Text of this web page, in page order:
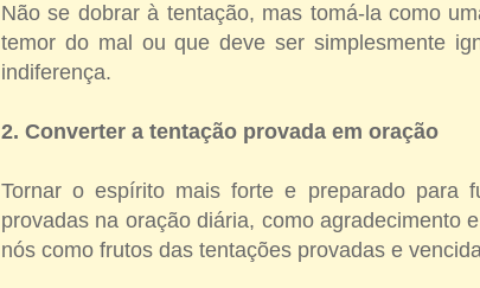
Não se dobrar à tentação, mas tomá-la como
temor do mal ou que deve ser simplesmente
indiferença.
2. Converter a tentação provada em oração
Tornar o espírito mais forte e preparado para
provadas na oração diária, como agradecimento
nós como frutos das tentações provadas e